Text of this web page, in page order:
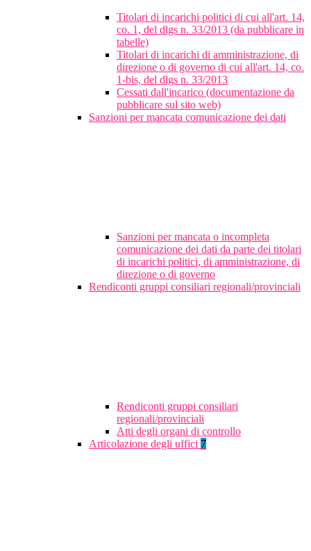
Titolari di incarichi politici di cui all'art. 14,
co. 1, del dlgs n. 33/2013 (da pubblicare in
tabelle)
Titolari di incarichi di amministrazione, di
direzione o di governo di cui all'art. 14, co.
1-bis, del dlgs n. 33/2013
Cessati dall'incarico (documentazione da
pubblicare sul sito web)
Sanzioni per mancata comunicazione dei dati
Sanzioni per mancata o incompleta
comunicazione dei dati da parte dei titolari
di incarichi politici, di amministrazione, di
direzione o di governo
Rendiconti gruppi consiliari regionali/provinciali
Rendiconti gruppi consiliari
regionali/provinciali
Atti degli organi di controllo
Articolazione degli uffici 7